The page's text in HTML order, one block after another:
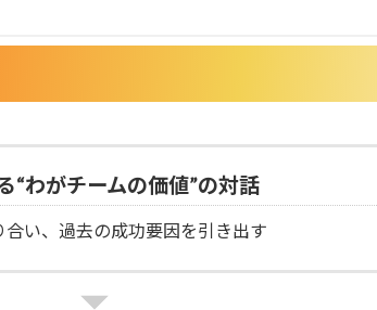
“わがチームの価値”の対話
い、過去の成功要因を引き出す